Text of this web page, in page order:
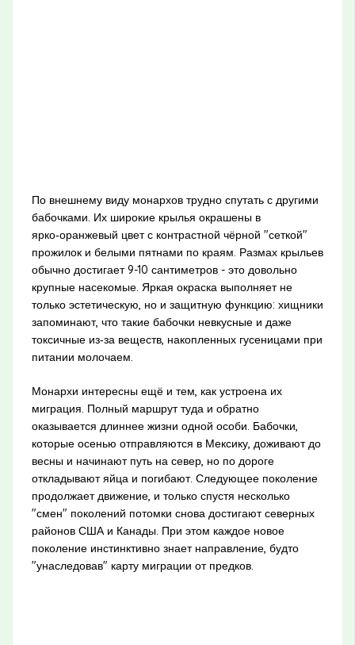
По внешнему виду монархов трудно спутать с другими
бабочками. Их широкие крылья окрашены в
ярко‑оранжевый цвет с контрастной чёрной "сеткой"
прожилок и белыми пятнами по краям. Размах крыльев
обычно достигает 9-10 сантиметров - это довольно
крупные насекомые. Яркая окраска выполняет не
только эстетическую, но и защитную функцию: хищники
запоминают, что такие бабочки невкусные и даже
токсичные из‑за веществ, накопленных гусеницами при
питании молочаем.
Монархи интересны ещё и тем, как устроена их
миграция. Полный маршрут туда и обратно
оказывается длиннее жизни одной особи. Бабочки,
которые осенью отправляются в Мексику, доживают до
весны и начинают путь на север, но по дороге
откладывают яйца и погибают. Следующее поколение
продолжает движение, и только спустя несколько
"смен" поколений потомки снова достигают северных
районов США и Канады. При этом каждое новое
поколение инстинктивно знает направление, будто
"унаследовав" карту миграции от предков.